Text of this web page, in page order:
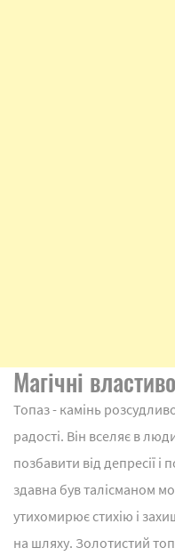
Магічні
Топаз - камінь
радості. Він вселяє в
позбавити від депресії
здавна був талісманом
утихомирює стихію і
на шляху. Золотистий